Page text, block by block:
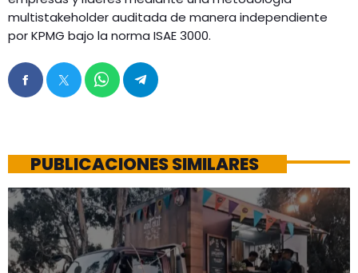
multistakeholder auditada de manera independiente
por KPMG bajo la norma ISAE 3000.
PUBLICACIONES SIMILARES